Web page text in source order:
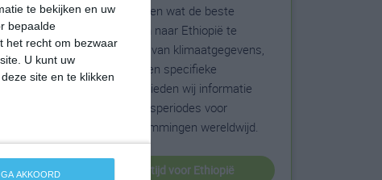
te bekijken en uw
bepaalde
het recht om bezwaar
U kunt uw
site en te klikken
GA AKKOORD
reizen. Wil je weten wat de beste
maanden zijn om naar Ethiopië te
reizen? Op basis van klimaatgegevens,
weersextremen en specifieke
weerinformatie bieden wij informatie
over de beste reisperiodes voor
duizenden bestemmingen wereldwijd.
beste reistijd voor Ethiopië